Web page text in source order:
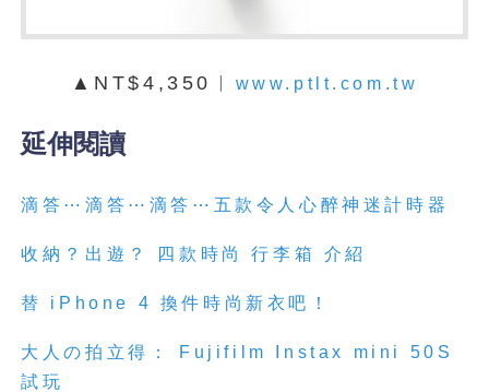
▲NT$4,350︱ www.ptlt.com.tw
延伸閱讀
滴答⋯滴答⋯滴答⋯五款令人心醉神迷計時器
收納？出遊？ 四款時尚 行李箱 介紹
替 iPhone 4 換件時尚新衣吧！
大人の拍立得： Fujifilm Instax mini 50S
試玩